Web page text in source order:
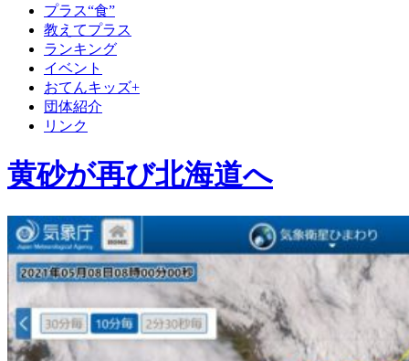
プラス“食”
教えてプラス
ランキング
イベント
おてんキッズ+
団体紹介
リンク
黄砂が再び北海道へ